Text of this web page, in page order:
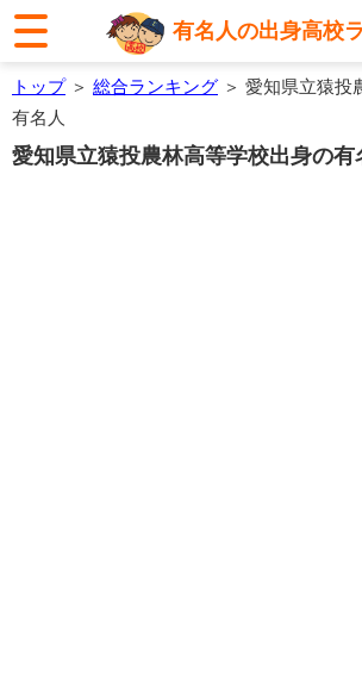
有名人の出身高校
トップ＞ 総合ランキング ＞ 愛知県立猿投
有名人
愛知県立猿投農林高等学校出身の有